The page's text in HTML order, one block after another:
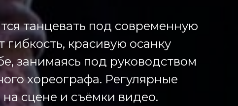
танцевать под современную
гибкость, красивую осанку
занимаясь под руководством
хореографа. Регулярные
сцене и съёмки видео.